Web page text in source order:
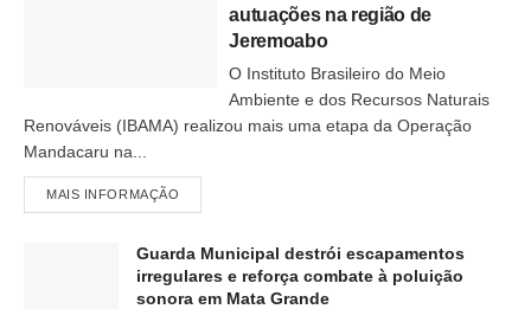
autuações na região de
Jeremoabo
O Instituto Brasileiro do Meio
Ambiente e dos Recursos Naturais
Renováveis (IBAMA) realizou mais uma etapa da Operação
Mandacaru na...
MAIS INFORMAÇÃO
Guarda Municipal destrói escapamentos
irregulares e reforça combate à poluição
sonora em Mata Grande